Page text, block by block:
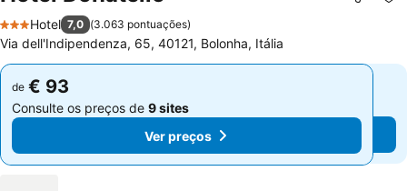
3 Estrelas
Hotel 7,0 (3.063 pontuações)
Via dell'Indipendenza, 65, 40121, Bolonha, Itália
de € 93
Consulte os preços de 9 sites
Ver preços
de € 93
Consulte os preços de 9 sites
Ver preços